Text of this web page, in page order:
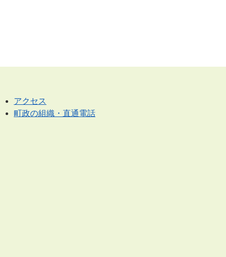
アクセス
町政の組織・直通電話